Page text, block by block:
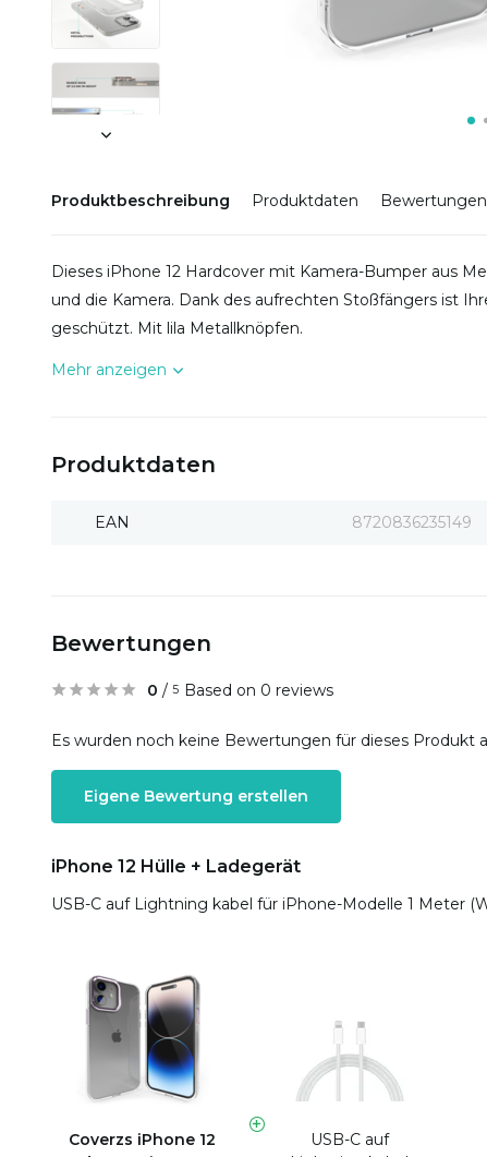
Produktbeschreibung Produktdaten Bewertungen
Dieses iPhone 12 Hardcover mit Kamera-Bumper aus
und die Kamera. Dank des aufrechten Stoßfängers ist
geschützt. Mit lila Metallknöpfen.
Mehr anzeigen
Produktdaten
EAN 8720836235149
Bewertungen
0 / 5 Based on 0 reviews
Es wurden noch keine Bewertungen für dieses Produkt
Eigene Bewertung erstellen
iPhone 12 Hülle + Ladegerät
USB-C auf Lightning kabel für iPhone-Modelle 1 Meter
Coverzs iPhone 12
USB-C auf